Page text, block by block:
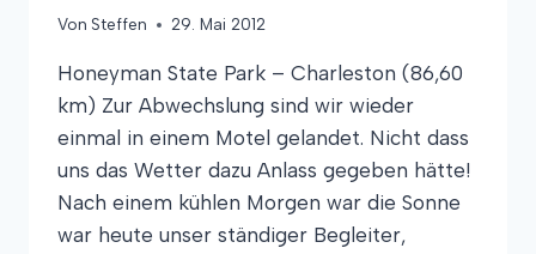
Von Steffen 29. Mai 2012
Honeyman State Park – Charleston (86,60
km) Zur Abwechslung sind wir wieder
einmal in einem Motel gelandet. Nicht dass
uns das Wetter dazu Anlass gegeben hätte!
Nach einem kühlen Morgen war die Sonne
war heute unser ständiger Begleiter,